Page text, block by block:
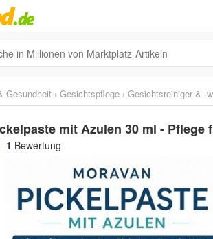
Gesundheit › Gesichtspflege › Gesichtsreiniger & -
mit Azulen 30 ml - Pflege
1 Bewertung